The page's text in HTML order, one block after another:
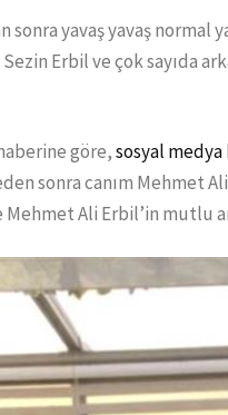
yavaş yavaş normal
Erbil ve çok sayıda
göre,sosyal medya
sonra canım Mehmet
Ali Erbil’in mutlu